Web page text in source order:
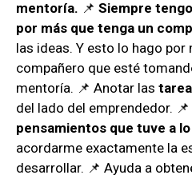
mentoría. 📌 Siempre
por más que tenga un
las ideas. Y esto lo hago por
compañero que esté
mentoría. 📌 Anotar las
del lado del emprendedor.
pensamientos que tuve a
acordarme exactamente la
desarrollar. 📌 Ayuda a